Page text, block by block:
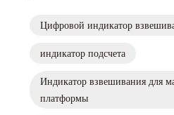
Цифровой индикатор
индикатор подсчета
Индикатор взвешивания для
платформы